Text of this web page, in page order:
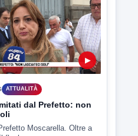
Moscarella. Oltre a
flash...